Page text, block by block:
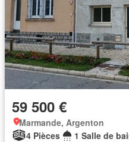
59 500 €
Marmande, Argenton
4 Pièces
1 Salle de